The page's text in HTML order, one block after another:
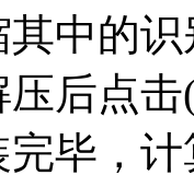
中的识
后点击
毕，